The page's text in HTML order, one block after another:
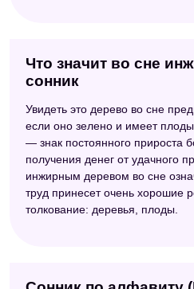
Что значит во сне
сонник
Увидеть это дерево во сне
если оно зелено и имеет
— знак постоянного прироста
получения денег от удачного
инжирным деревом во сне
труд принесет очень хорошие
толкование: деревья, плоды.